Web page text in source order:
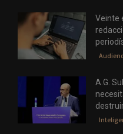
Veinte
A.G.